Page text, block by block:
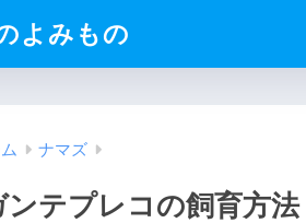
よみもの
ナマズ
ンテプレコの飼育方